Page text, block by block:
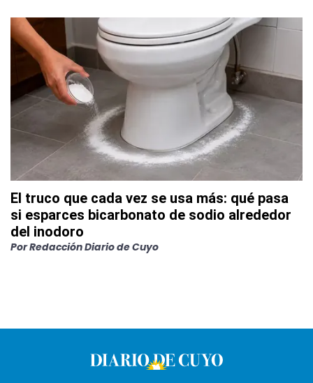
El truco que cada vez se usa más: qué pasa
si esparces bicarbonato de sodio alrededor
del inodoro
PorRedacción Diario de Cuyo